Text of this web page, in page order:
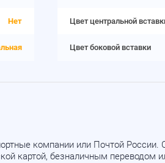
Нет Цвет центральной
Цвет боковой вставки
компании или Почтой
картой, безналичным переводом